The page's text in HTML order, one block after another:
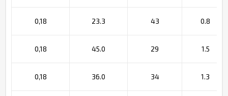
0,18 23.3 43 0.8
0,18 45.0 29 1.5
0,18 36.0 34 1.3